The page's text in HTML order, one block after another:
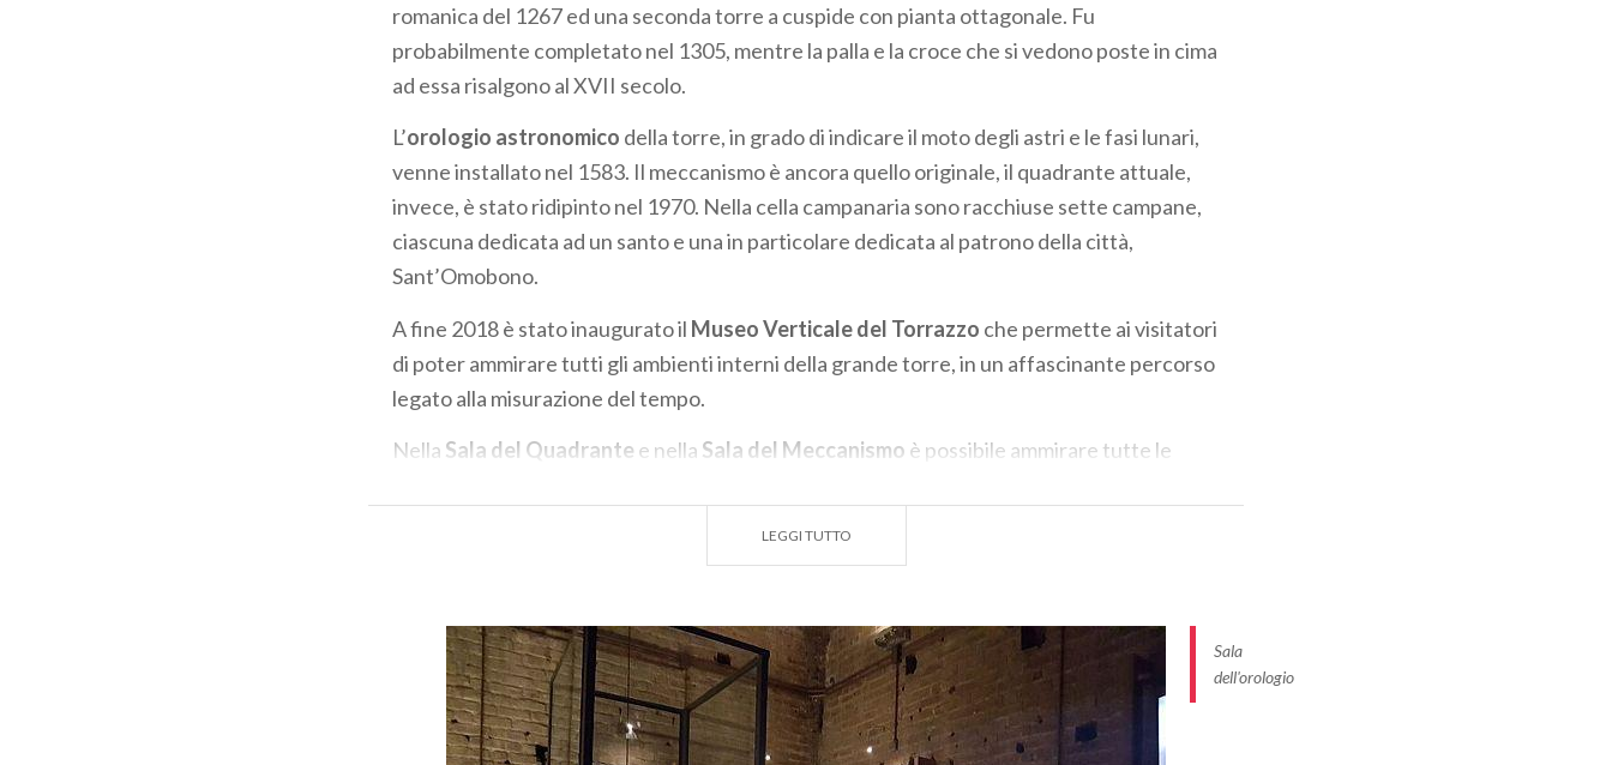
romanica del 1267 ed una seconda torre a cuspide con pianta ottagonale. Fu
probabilmente completato nel 1305, mentre la palla e la croce che si vedono poste in cima
ad essa risalgono al XVII secolo.
L’orologio astronomico della torre, in grado di indicare il moto degli astri e le fasi lunari,
venne installato nel 1583. Il meccanismo è ancora quello originale, il quadrante attuale,
invece, è stato ridipinto nel 1970. Nella cella campanaria sono racchiuse sette campane,
ciascuna dedicata ad un santo e una in particolare dedicata al patrono della città,
Sant’Omobono.
A fine 2018 è stato inaugurato il Museo Verticale del Torrazzo che permette ai visitatori
di poter ammirare tutti gli ambienti interni della grande torre, in un affascinante percorso
legato alla misurazione del tempo.
Nella Sala del Quadrante e nella Sala del Meccanismo è possibile ammirare tutte le
grazie alle particolari caratteristiche costruttive delTorrazzo, si trova una fantastica
installazione delPendolo di Foucault. La sua oscillazione è la dimostrazione scientifica
della rotazione della Terra.
Dalla parte più alta del Torrazzo ilpanoramati lascerà senza fiato: la vista stupenda sulla
LEGGI TUTTO
Sala
dell'orologio